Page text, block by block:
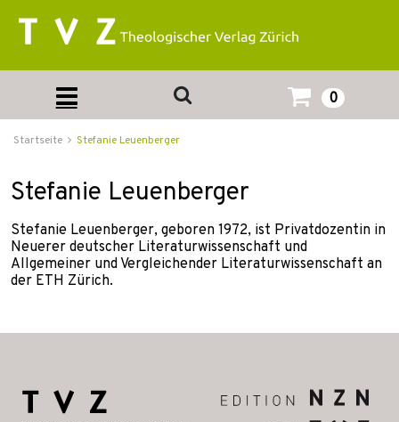
0
Startseite Stefanie Leuenberger
Stefanie Leuenberger
Stefanie Leuenberger, geboren 1972, ist Privatdozentin in
Neuerer deutscher Literaturwissenschaft und
Allgemeiner und Vergleichender Literaturwissenschaft an
der ETH Zürich.